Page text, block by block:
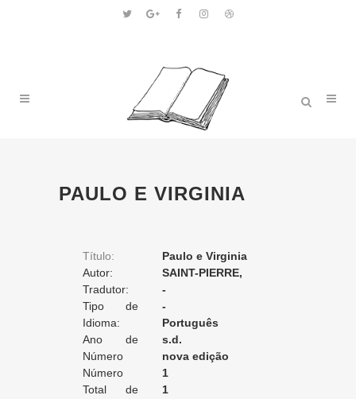
PAULO E VIRGINIA
Título:
Paulo e Virginia
Autor:
SAINT-PIERRE,
Bernardin de
Tradutor:
-
Tipo de
Tradução:
-
Idioma:
Português
Ano de
Edição:
s.d.
Número
da Edição:
nova edição
Número
do Volume:
1
Total de
1